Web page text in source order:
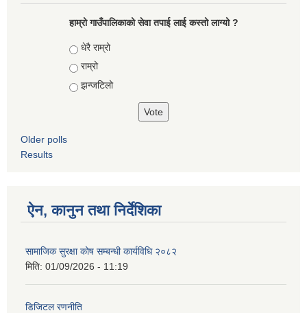
हाम्रो गाउँपालिकाको सेवा तपाई लाई कस्तो लाग्यो ?
Choices
धेरै राम्रो
राम्रो
झन्जटिलो
Older polls
Results
ऐन, कानुन तथा निर्देशिका
सामाजिक सुरक्षा कोष सम्बन्धी कार्यविधि २०८२
मिति: 01/09/2026 - 11:19
डिजिटल रणनीति